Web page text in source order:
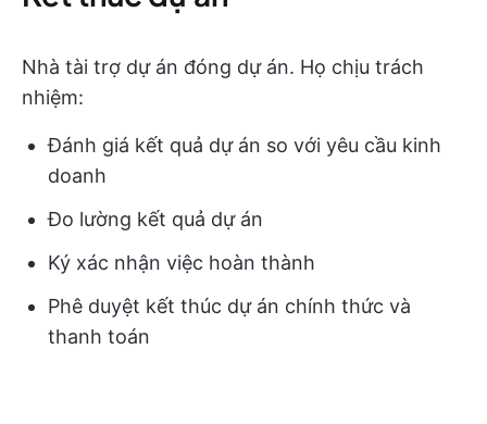
Nhà tài trợ dự án đóng dự án. Họ chịu trách
nhiệm:
Đánh giá kết quả dự án so với yêu cầu kinh
doanh
Đo lường kết quả dự án
Ký xác nhận việc hoàn thành
Phê duyệt kết thúc dự án chính thức và
thanh toán